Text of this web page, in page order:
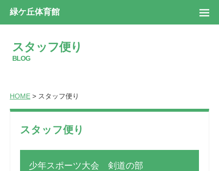
緑ケ丘体育館
スタッフ便り
BLOG
HOME > スタッフ便り
スタッフ便り
少年スポーツ大会 剣道の部